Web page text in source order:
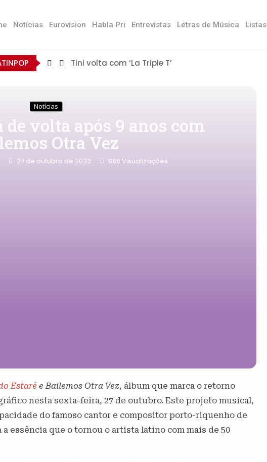
Notícias Eurovision Habla Pri Entrevistas Letras de Música Listas
Tini volta com ‘La Triple T’
Notícias
de volta após 9 anos com
Otra Vez
27 de outubro de 2023 986 Visualizações
Estaré e Bailemos Otra Vez, álbum que marca o retorno
nesta sexta-feira, 27 de outubro. Este projeto musical,
do famoso cantor e compositor porto-riquenho de
essência que o tornou o artista latino com mais de 50